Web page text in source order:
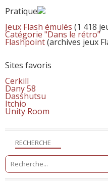
RECHERCHE
Pratique
Jeux Flash émulés (1 418
Catégorie "Dans le rétro"
Flashpoint(archives jeux
Sites favoris
Cerkill
Dany 58
Dasshutsu
Itchio
Unity Room